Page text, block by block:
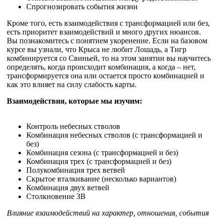
Спрогнозировать события жизни
Кроме того, есть взаимодействия с трансформацией или без,
есть приоритет взаимодействий и много других нюансов.
Вы познакомитесь с понятием укоренение. Если на базовом
курсе вы узнали, что Крыса не любит Лошадь, а Тигр
комбинируется со Свиньей, то на этом занятии вы научитесь
определять, когда происходит комбинация, а когда – нет,
трансформируется она или остается просто комбинацией и
как это влияет на силу слабость карты.
Взаимодействия, которые мы изучим:
Контроль небесных стволов
Комбинация небесных стволов (с трансформацией и
без)
Комбинация сезона (с трансформацией и без)
Комбинация трех (с трансформацией и без)
Полукомбинация трех ветвей
Скрытое вталкивание (несколько вариантов)
Комбинация двух ветвей
Столкновение ЗВ
Влияние взаимодействий на характер, отношения, события